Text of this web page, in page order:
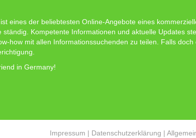
eines der beliebtesten Online-Angebote eines
ständig. Kompetente Informationen und aktuelle Updates
how mit allen Informationssuchenden zu teilen. Falls
in Germany!
Impressum | Datenschutzerklärung |